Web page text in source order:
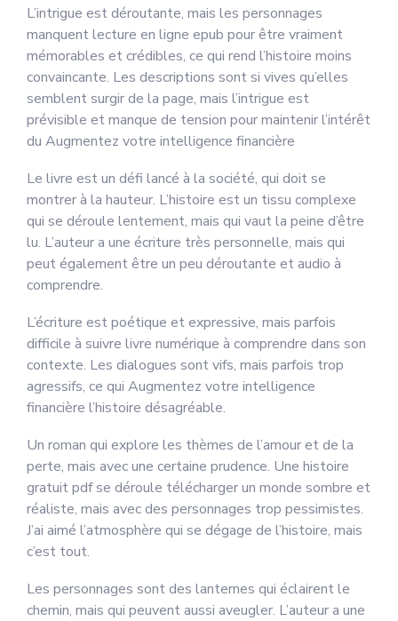
L’intrigue est déroutante, mais les personnages
manquent lecture en ligne epub pour être vraiment
mémorables et crédibles, ce qui rend l’histoire moins
convaincante. Les descriptions sont si vives qu’elles
semblent surgir de la page, mais l’intrigue est
prévisible et manque de tension pour maintenir l’intérêt
du Augmentez votre intelligence financière
Le livre est un défi lancé à la société, qui doit se
montrer à la hauteur. L’histoire est un tissu complexe
qui se déroule lentement, mais qui vaut la peine d’être
lu. L’auteur a une écriture très personnelle, mais qui
peut également être un peu déroutante et audio à
comprendre.
L’écriture est poétique et expressive, mais parfois
difficile à suivre livre numérique à comprendre dans son
contexte. Les dialogues sont vifs, mais parfois trop
agressifs, ce qui Augmentez votre intelligence
financière l’histoire désagréable.
Un roman qui explore les thèmes de l’amour et de la
perte, mais avec une certaine prudence. Une histoire
gratuit pdf se déroule télécharger un monde sombre et
réaliste, mais avec des personnages trop pessimistes.
J’ai aimé l’atmosphère qui se dégage de l’histoire, mais
c’est tout.
Les personnages sont des lanternes qui éclairent le
chemin, mais qui peuvent aussi aveugler. L’auteur a une